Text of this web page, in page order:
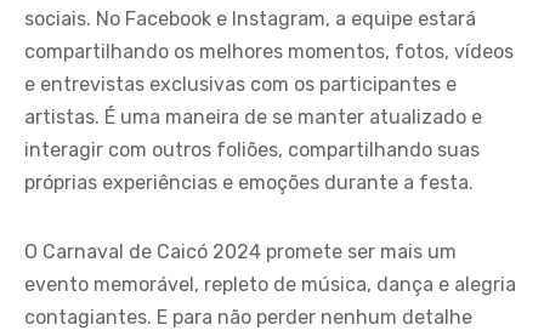
sociais. No Facebook e Instagram, a equipe estará
compartilhando os melhores momentos, fotos, vídeos
e entrevistas exclusivas com os participantes e
artistas. É uma maneira de se manter atualizado e
interagir com outros foliões, compartilhando suas
próprias experiências e emoções durante a festa.
O Carnaval de Caicó 2024 promete ser mais um
evento memorável, repleto de música, dança e alegria
contagiantes. E para não perder nenhum detalhe